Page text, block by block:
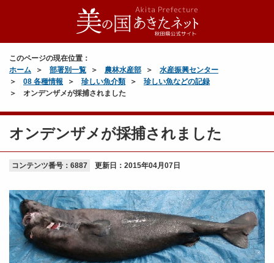
このページの現在位置：
ホーム
部署別一覧 農林水産部
水産振興センター
08 各種情報
珍しい魚介類
珍しい魚などの記録
オンデンザメが採捕されました
オンデンザメが採捕されました
コンテンツ番号：6887 更新日： 2015年04月07日